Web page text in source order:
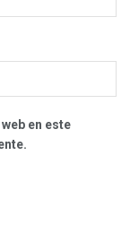
en este